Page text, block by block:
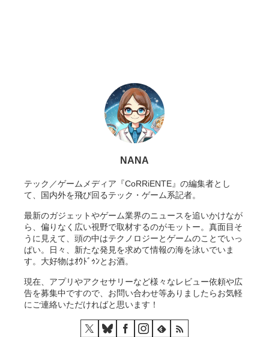
NANA
テック／ゲームメディア『CoRRiENTE』の編集者とし
て、国内外を飛び回るテック・ゲーム系記者。
最新のガジェットやゲーム業界のニュースを追いかけなが
ら、偏りなく広い視野で取材するのがモットー。真面目そ
うに見えて、頭の中はテクノロジーとゲームのことでいっ
ぱい。日々、新たな発見を求めて情報の海を泳いでいま
す。大好物はｵｳﾄﾞｩﾝとお酒。
現在、アプリやアクセサリーなど様々なレビュー依頼や広
告を募集中ですので、お問い合わせ等ありましたらお気軽
にご連絡いただければと思います！